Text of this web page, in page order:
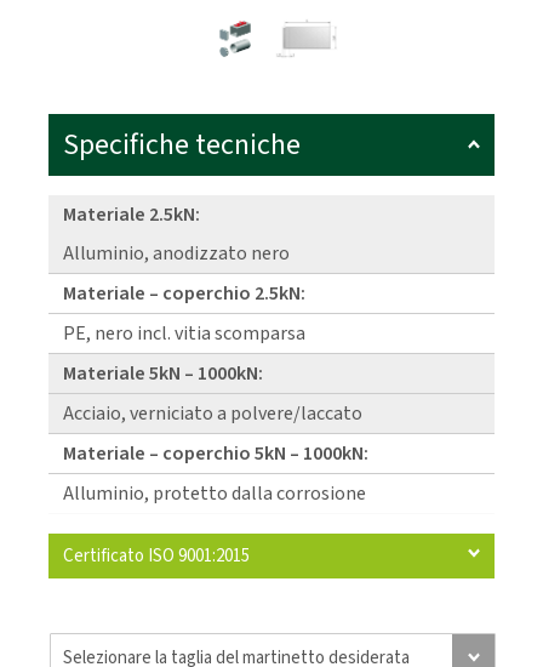
Specifiche tecniche
Materiale 2.5kN:
Alluminio, anodizzato nero
Materiale – coperchio 2.5kN:
PE, nero incl. vitia scomparsa
Materiale 5kN – 1000kN:
Acciaio, verniciato a polvere/laccato
Materiale – coperchio 5kN – 1000kN:
Alluminio, protetto dalla corrosione
Certificato ISO 9001:2015